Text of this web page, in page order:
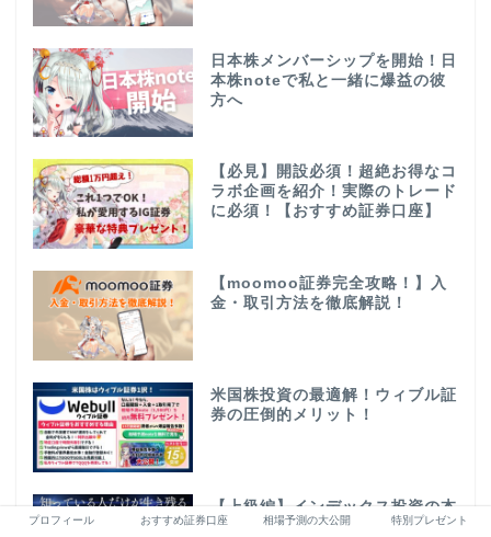
日本株メンバーシップを開始！日
本株noteで私と一緒に爆益の彼
方へ
【必見】開設必須！超絶お得なコ
ラボ企画を紹介！実際のトレード
に必須！【おすすめ証券口座】
【moomoo証券完全攻略！】入
金・取引方法を徹底解説！
米国株投資の最適解！ウィブル証
券の圧倒的メリット！
【上級編】インデックス投資の本
質を理解し、積立投資のリターン
プロフィール おすすめ証券口座 相場予測の大公開 特別プレゼント